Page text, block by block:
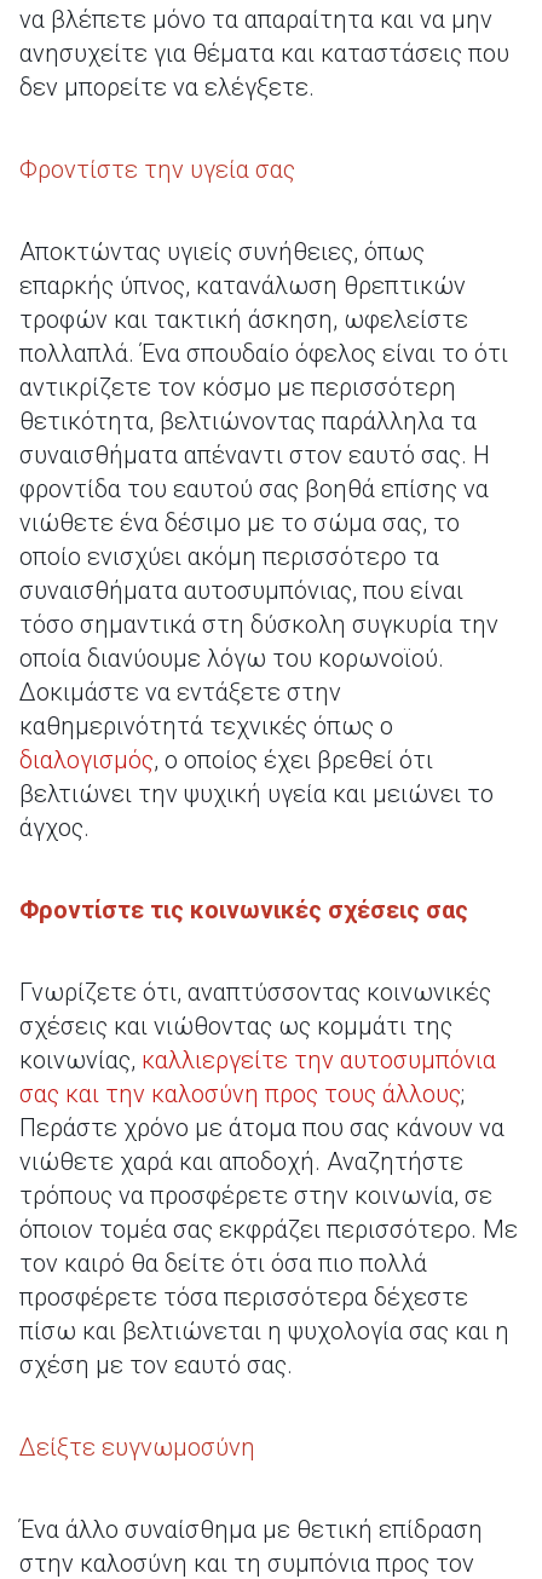
να βλέπετε μόνο τα απαραίτητα και να μην
ανησυχείτε για θέματα και καταστάσεις που
δεν μπορείτε να ελέγξετε.
Φροντίστε την υγεία σας
Αποκτώντας υγιείς συνήθειες, όπως
επαρκής ύπνος, κατανάλωση θρεπτικών
τροφών και τακτική άσκηση, ωφελείστε
πολλαπλά. Ένα σπουδαίο όφελος είναι το ότι
αντικρίζετε τον κόσμο με περισσότερη
θετικότητα, βελτιώνοντας παράλληλα τα
συναισθήματα απέναντι στον εαυτό σας. Η
φροντίδα του εαυτού σας βοηθά επίσης να
νιώθετε ένα δέσιμο με το σώμα σας, το
οποίο ενισχύει ακόμη περισσότερο τα
συναισθήματα αυτοσυμπόνιας, που είναι
τόσο σημαντικά στη δύσκολη συγκυρία την
οποία διανύουμε λόγω του κορωνοϊού.
Δοκιμάστε να εντάξετε στην
καθημερινότητά τεχνικές όπως ο
διαλογισμός, ο οποίος έχει βρεθεί ότι
βελτιώνει την ψυχική υγεία και μειώνει το
άγχος.
Φροντίστε τις κοινωνικές σχέσεις σας
Γνωρίζετε ότι, αναπτύσσοντας κοινωνικές
σχέσεις και νιώθοντας ως κομμάτι της
κοινωνίας, καλλιεργείτε την αυτοσυμπόνια
σας και την καλοσύνη προς τους άλλους;
Περάστε χρόνο με άτομα που σας κάνουν να
νιώθετε χαρά και αποδοχή. Αναζητήστε
τρόπους να προσφέρετε στην κοινωνία, σε
όποιον τομέα σας εκφράζει περισσότερο. Με
τον καιρό θα δείτε ότι όσα πιο πολλά
προσφέρετε τόσα περισσότερα δέχεστε
πίσω και βελτιώνεται η ψυχολογία σας και η
σχέση με τον εαυτό σας.
Δείξτε ευγνωμοσύνη
Ένα άλλο συναίσθημα με θετική επίδραση
στην καλοσύνη και τη συμπόνια προς τον